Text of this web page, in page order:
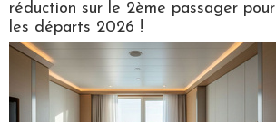
réduction sur le 2ème passager pour
les départs 2026 !